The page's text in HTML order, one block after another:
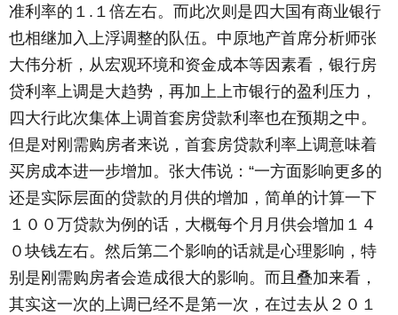
准利率的１.１倍左右。而此次则是四大国有商业银行
也相继加入上浮调整的队伍。中原地产首席分析师张
大伟分析，从宏观环境和资金成本等因素看，银行房
贷利率上调是大趋势，再加上上市银行的盈利压力，
四大行此次集体上调首套房贷款利率也在预期之中。
但是对刚需购房者来说，首套房贷款利率上调意味着
买房成本进一步增加。张大伟说：“一方面影响更多的
还是实际层面的贷款的月供的增加，简单的计算一下
１００万贷款为例的话，大概每个月月供会增加１４
０块钱左右。然后第二个影响的话就是心理影响，特
别是刚需购房者会造成很大的影响。而且叠加来看，
其实这一次的上调已经不是第一次，在过去从２０１